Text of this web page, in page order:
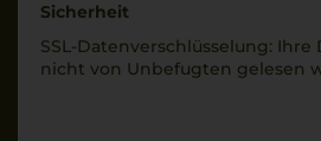
Sicherheit
SSL-Daten­verschlüs­selung:
nicht von Unbe­fugten gelesen